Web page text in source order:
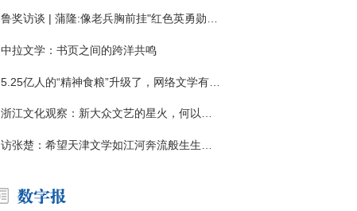
鲁奖访谈 | 蒲隆:像老兵胸前挂"红色英勇勋章"
中拉文学：书页之间的跨洋共鸣
5.25亿人的“精神食粮”升级了，网络文学有了哪些新变化？
浙江文化观察：新大众文艺的星火，何以燎原？
访张楚：希望天津文学如江河奔流般生生不息